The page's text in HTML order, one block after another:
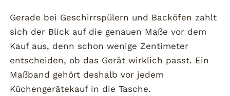
Gerade bei Geschirrspülern und Backöfen zahlt
sich der Blick auf die genauen Maße vor dem
Kauf aus, denn schon wenige Zentimeter
entscheiden, ob das Gerät wirklich passt. Ein
Maßband gehört deshalb vor jedem
Küchengerätekauf in die Tasche.